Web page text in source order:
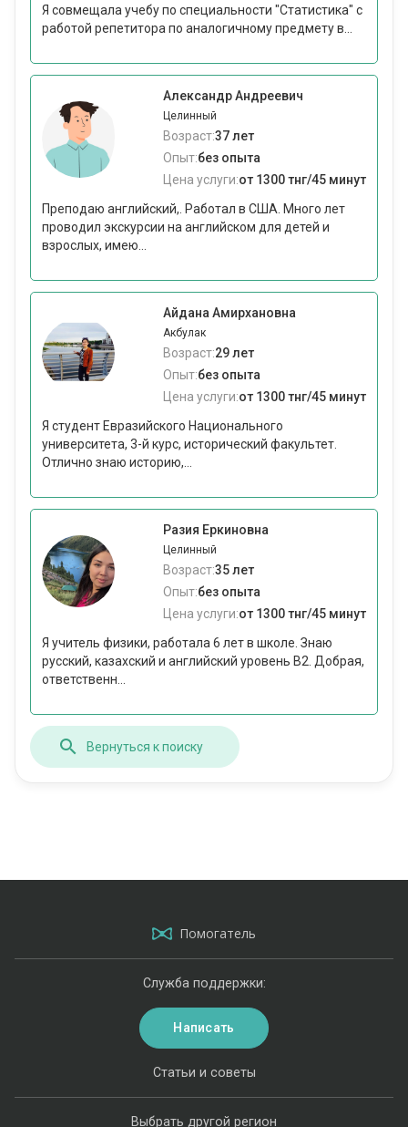
Я совмещала учебу по специальности "Статистика" с
работой репетитора по аналогичному предмету в...
Александр Андреевич
Целинный
Возраст:37 лет
Опыт:без опыта
Цена услуги:от 1300 тнг/45 минут
Преподаю английский,. Работал в США. Много лет
проводил экскурсии на английском для детей и
взрослых, имею...
Айдана Амирхановна
Акбулак
Возраст:29 лет
Опыт:без опыта
Цена услуги:от 1300 тнг/45 минут
Я студент Евразийского Национального
университета, 3-й курс, исторический факультет.
Отлично знаю историю,...
Разия Еркиновна
Целинный
Возраст:35 лет
Опыт:без опыта
Цена услуги:от 1300 тнг/45 минут
Я учитель физики, работала 6 лет в школе. Знаю
русский, казахский и английский уровень В2. Добрая,
ответственн...
Вернуться к поиску
Помогатель
Выбрать другой регион
Статьи и советы
Служба поддержки:
Написать